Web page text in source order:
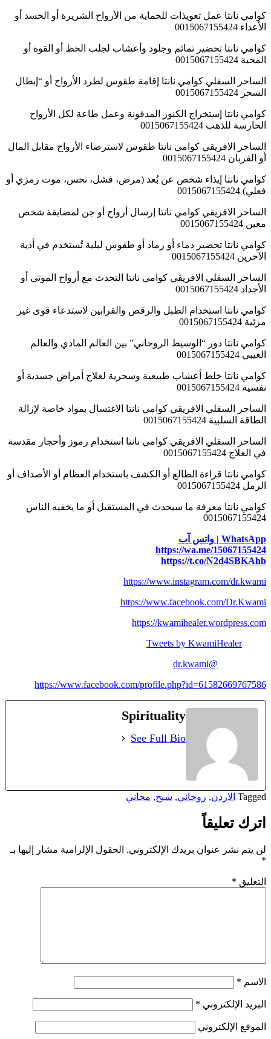
كوامي نانتا عمل تعويذات للحماية من الأرواح الشريرة أو الحسد أو
الأعداء 0015067155424
كوامي نانتا تحضير تمائم وجلود وأعشاب لجلب الحظ أو القوة أو
المحبة 0015067155424
الساحر السفلي كوامي نانتا إقامة طقوس لطرد الأرواح أو “إبطال
السحر 0015067155424
كوامي نانتا إستخراج الكنوز المدفونة وعمل طاعة لكل الأرواح
الحارسة للذهب 0015067155424
الساحر الافريقي كوامي نانتا طقوس لاسترضاء الأرواح مقابل المال
أو القربان 0015067155424
كوامي نانتا إيذاء شخص عن بُعد (مرض، فشل، نحس، موت رمزي أو
فعلي) 0015067155424
الساحر الافريقي كوامي نانتا إرسال أرواح أو جن لمضايقة شخص
معين 0015067155424
كوامي نانتا تحضير دماء أو رماد أو طقوس ليلية تُستخدم في أذية
الآخرين 0015067155424
الساحر السفلي الافريقي كوامي نانتا التحدث مع أرواح الموتى أو
الأجداد 0015067155424
كوامي نانتا استخدام الطبل والرقص والقرابين لاستدعاء قوى غير
مرئية 0015067155424
كوامي نانتا دور “الوسيط الروحاني” بين العالم المادي والعالم
الغيبي 0015067155424
كوامي نانتا خلط أعشاب طبيعية وسحرية لعلاج أمراض جسدية أو
نفسية 0015067155424
الساحر السفلي الافريقي كوامي نانتا الاغتسال بمواد خاصة لإزالة
الطاقة السلبية 0015067155424
الساحر السفلي الافريقي كوامي نانتا استخدام رموز وأحجار مقدسة
في العلاج 0015067155424
كوامي نانتا قراءة الطالع أو الكشف باستخدام العظام أو الأصداف أو
الرمل 0015067155424
كوامي نانتا معرفة ما سيحدث في المستقبل أو ما يخفيه الناس
0015067155424
WhatsApp | واتس آب
https://wa.me/15067155424
https://t.co/N2d4SBKAhb
https://www.instagram.com/dr.kwami
https://www.facebook.com/Dr.Kwami
https://kwamihealer.wordpress.com
Tweets by KwamiHealer
@dr.kwami
https://www.facebook.com/profile.php?id=61582669767586
Spirituality
See Full Bio
Tagged الاردن, روحاني, شيخ, مجاني
اترك تعليقاً
لن يتم نشر عنوان بريدك الإلكتروني. الحقول الإلزامية مشار إليها بـ
*
التعليق *
الاسم *
البريد الإلكتروني *
الموقع الإلكتروني